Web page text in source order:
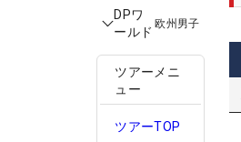
DPワ
ールド
欧州男子
ツアーメニ
ュー
ツアーTOP